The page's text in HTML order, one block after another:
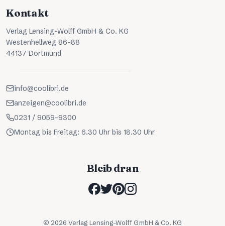
Kontakt
Verlag Lensing-Wolff GmbH & Co. KG
Westenhellweg 86-88
44137 Dortmund
info@coolibri.de
anzeigen@coolibri.de
0231 / 9059-9300
Montag bis Freitag: 6.30 Uhr bis 18.30 Uhr
Bleib dran
© 2026 Verlag Lensing-Wolff GmbH & Co. KG